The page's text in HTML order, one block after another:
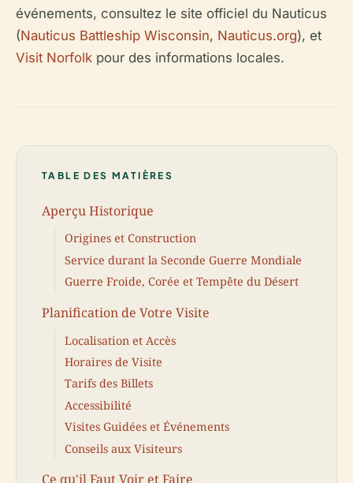
événements, consultez le site officiel du Nauticus
(Nauticus Battleship Wisconsin, Nauticus.org), et
Visit Norfolk pour des informations locales.
TABLE DES MATIÈRES
Aperçu Historique
Origines et Construction
Service durant la Seconde Guerre Mondiale
Guerre Froide, Corée et Tempête du Désert
Planification de Votre Visite
Localisation et Accès
Horaires de Visite
Tarifs des Billets
Accessibilité
Visites Guidées et Événements
Conseils aux Visiteurs
Ce qu'il Faut Voir et Faire